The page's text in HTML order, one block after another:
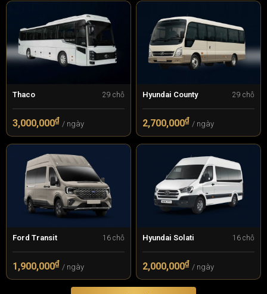
Thaco 29 chỗ
3,000,000₫ / ngày
Hyundai County 29 chỗ
2,700,000₫ / ngày
Ford Transit 16 chỗ
1,900,000₫ / ngày
Hyundai Solati 16 chỗ
2,000,000₫ / ngày